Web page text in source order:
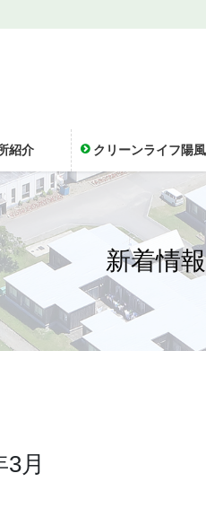
紹介 クリーンライフ陽
新着情報
月